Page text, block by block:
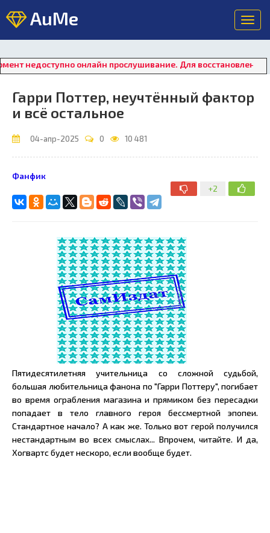
AuMe
онлайн прослушивание. Для восстановления работы
Гарри Поттер, неучтённый фактор
и всё остальное
04-апр-2025 0 10 481
+2
Фанфик
Пятидесятилетняя учительница со сложной судьбой,
большая любительница фанона по "Гарри Поттеру", погибает
во время ограбления магазина и прямиком без пересадки
попадает в тело главного героя бессмертной эпопеи.
Стандартное начало? А как же. Только вот герой получился
нестандартным во всех смыслах... Впрочем, читайте. И да,
Хогвартс будет нескоро, если вообще будет.